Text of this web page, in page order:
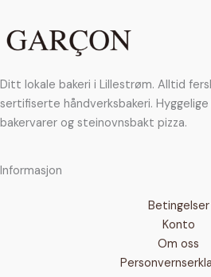
Ditt lokale bakeri i Lillestrøm. Alltid
sertifiserte håndverksbakeri.
bakervarer og steinovnsbakt pizza.
Informasjon
Betingelser
Konto
Om oss